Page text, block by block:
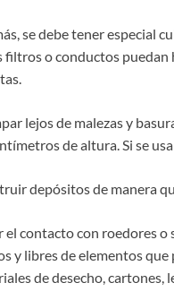
se debe tener especial
filtros o conductos puedan
lejos de malezas y
de altura. Si se
depósitos de manera
el contacto con roedores o
y libres de elementos
de desecho, cartones,